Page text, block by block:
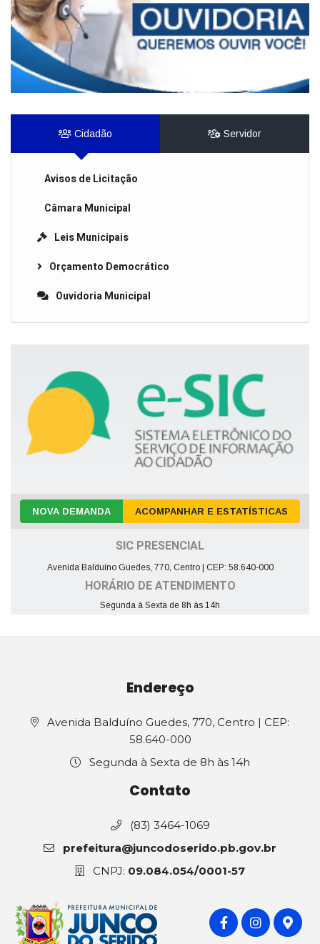
Cidadão Servidor
Avisos de Licitação
Câmara Municipal
Leis Municipais
Orçamento Democrático
Ouvidoria Municipal
NOVA DEMANDA ACOMPANHAR E ESTATÍSTICAS
SIC PRESENCIAL
Avenida Balduíno Guedes, 770, Centro | CEP: 58.640-000
HORÁRIO DE ATENDIMENTO
Segunda à Sexta de 8h às 14h
Endereço
Avenida Balduíno Guedes, 770, Centro | CEP:
58.640-000
Segunda à Sexta de 8h às 14h
Contato
(83) 3464-1069
prefeitura@juncodoserido.pb.gov.br
CNPJ: 09.084.054/0001-57